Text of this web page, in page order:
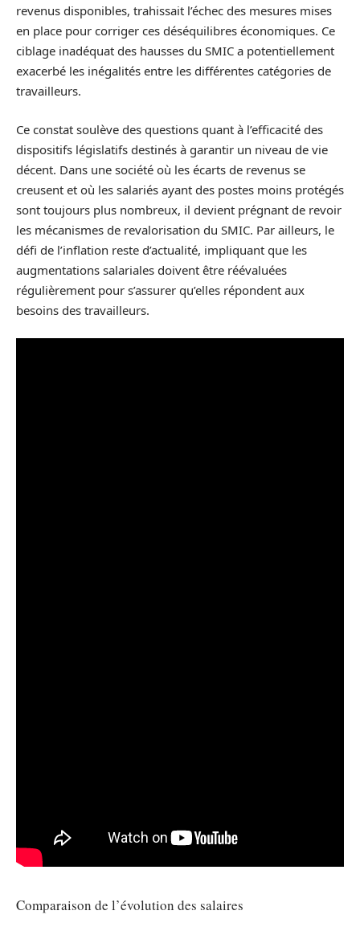
revenus disponibles, trahissait l’échec des mesures mises
en place pour corriger ces déséquilibres économiques. Ce
ciblage inadéquat des hausses du SMIC a potentiellement
exacerbé les inégalités entre les différentes catégories de
travailleurs.
Ce constat soulève des questions quant à l’efficacité des
dispositifs législatifs destinés à garantir un niveau de vie
décent. Dans une société où les écarts de revenus se
creusent et où les salariés ayant des postes moins protégés
sont toujours plus nombreux, il devient prégnant de revoir
les mécanismes de revalorisation du SMIC. Par ailleurs, le
défi de l’inflation reste d’actualité, impliquant que les
augmentations salariales doivent être réévaluées
régulièrement pour s’assurer qu’elles répondent aux
besoins des travailleurs.
Comparaison de l’évolution des salaires